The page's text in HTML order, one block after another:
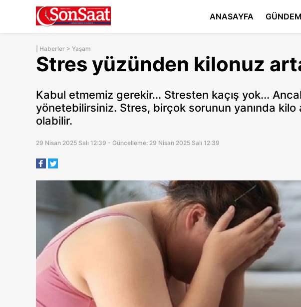
ANASAYFA GÜNDEM
Haberler > Yaşam
Stres yüzünden kilonuz
Kabul etmemiz gerekir... Stresten kaçış yok...
yönetebilirsiniz. Stres, birçok sorunun yanında kilo
olabilir.
29 Nisan 2025 Salı 12:39 - Güncelleme: 29 Nisan 2025 Salı 12:39